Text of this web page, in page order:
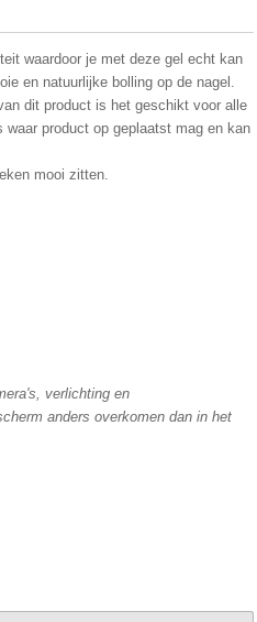
waardoor je met deze gel echt kan
en natuurlijke bolling op de nagel.
dit product is het geschikt voor alle
product op geplaatst mag en kan
mooi zitten.
verlichting en
anders overkomen dan in het